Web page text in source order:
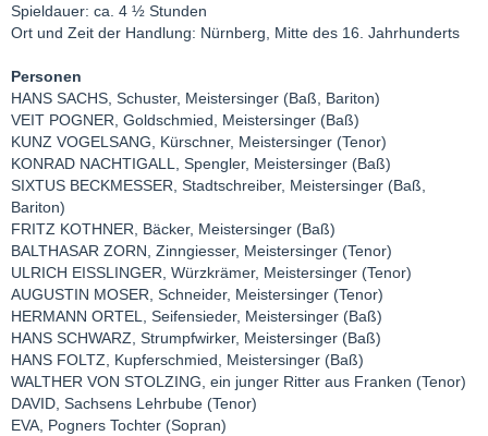
Spieldauer: ca. 4 ½ Stunden
Ort und Zeit der Handlung: Nürnberg, Mitte des 16. Jahrhunderts
Personen
HANS SACHS, Schuster, Meistersinger (Baß, Bariton)
VEIT POGNER, Goldschmied, Meistersinger (Baß)
KUNZ VOGELSANG, Kürschner, Meistersinger (Tenor)
KONRAD NACHTIGALL, Spengler, Meistersinger (Baß)
SIXTUS BECKMESSER, Stadtschreiber, Meistersinger (Baß,
Bariton)
FRITZ KOTHNER, Bäcker, Meistersinger (Baß)
BALTHASAR ZORN, Zinngiesser, Meistersinger (Tenor)
ULRICH EISSLINGER, Würzkrämer, Meistersinger (Tenor)
AUGUSTIN MOSER, Schneider, Meistersinger (Tenor)
HERMANN ORTEL, Seifensieder, Meistersinger (Baß)
HANS SCHWARZ, Strumpfwirker, Meistersinger (Baß)
HANS FOLTZ, Kupferschmied, Meistersinger (Baß)
WALTHER VON STOLZING, ein junger Ritter aus Franken (Tenor)
DAVID, Sachsens Lehrbube (Tenor)
EVA, Pogners Tochter (Sopran)